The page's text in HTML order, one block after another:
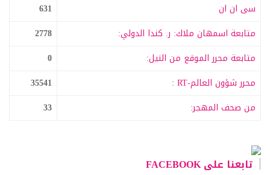
سى ان ان
631
متابعة اسمهان ملاك: ر. كندا الدولي:
2778
متابعة محرر الموقع من النيل:
0
محرر شؤون العالم-RT :
35541
من صحف المهجر:
33
تابعنا على FACEBOOK